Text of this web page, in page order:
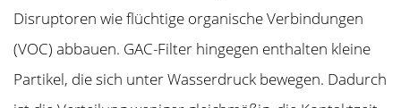
Disruptoren wie flüchtige organische Verbindungen
(VOC) abbauen. GAC-Filter hingegen enthalten kleine
Partikel, die sich unter Wasserdruck bewegen. Dadurch